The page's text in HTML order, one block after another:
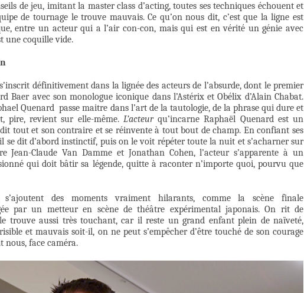
de jeu, imitant la master class d’acting, toutes ses techniques échouent et
de tournage le trouve mauvais. Ce qu’on nous dit, c’est que la ligne est
entre un acteur qui a l’air con-con, mais qui est en vérité un génie avec
une coquille vide.
définitivement dans la lignée des acteurs de l’absurde, dont le premier
Baer avec son monologue iconique dans l’Astérix et Obélix d’Alain Chabat.
Quenard passe maitre dans l’art de la tautologie, de la phrase qui dure et
pire, revient sur elle-même. L’acteurqu’incarne Raphaël Quenard est un
tout et son contraire et se réinvente à tout bout de champ. En confiant ses
se dit d’abord instinctif, puis on le voit répéter toute la nuit et s’acharner sur
Jean-Claude Van Damme et Jonathan Cohen, l’acteur s’apparente à un
qui doit bâtir sa légende, quitte à raconter n’importe quoi, pourvu que
des moments vraiment hilarants, comme la scène finale
par un metteur en scène de théâtre expérimental japonais. On rit de
le trouve aussi très touchant, car il reste un grand enfant plein de naïveté,
et mauvais soit-il, on ne peut s’empêcher d’être touché de son courage
nous, face caméra.